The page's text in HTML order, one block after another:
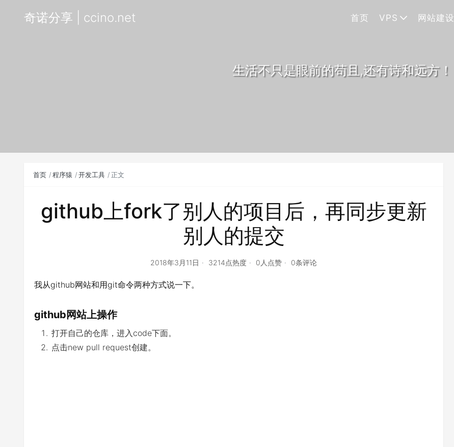
奇诺分享 | ccino.net 首页 VPS 网站建设
生活不只是眼前的苟且,还有诗和远方！
首页 程序猿 开发工具 正文
github上fork了别人的项目后，再同步更新
别人的提交
2018年3月11日 3214点热度 0人点赞 0条评论
我从github网站和用git命令两种方式说一下。
github网站上操作
打开自己的仓库，进入code下面。
点击new pull request创建。